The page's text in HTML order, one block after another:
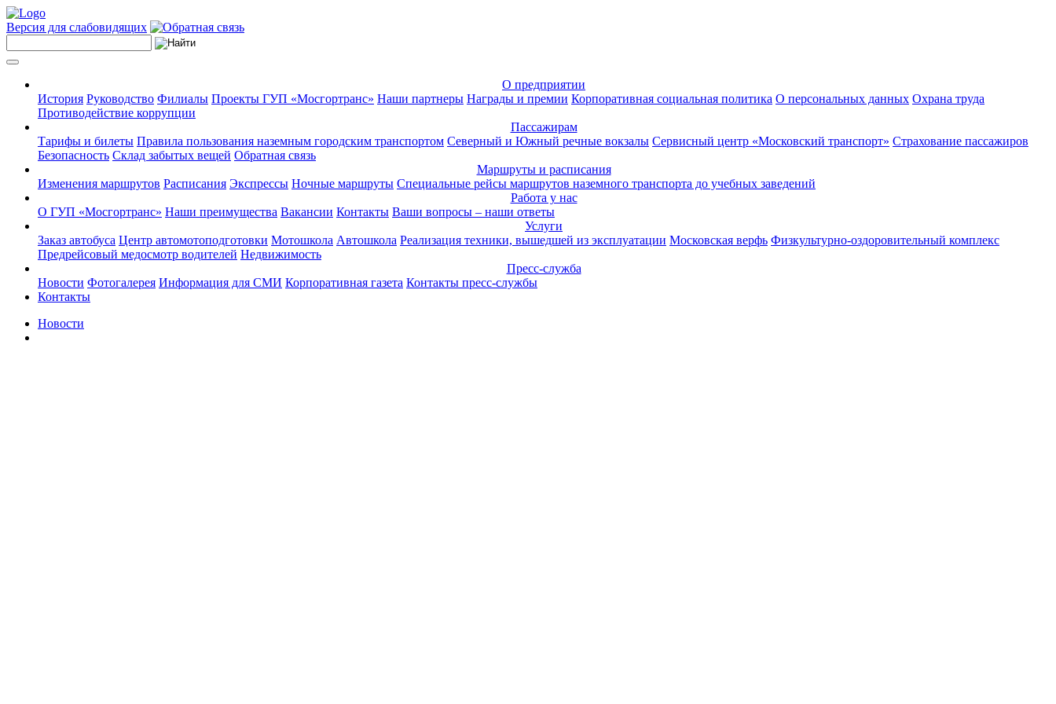
Версия для слабовидящих
О предприятии
История Руководство Филиалы Проекты ГУП «Мосгортранс» Наши партнеры Награды и премии Корпоративная социальная политика О персональных данных Охрана труда
Противодействие коррупции
Пассажирам
Тарифы и билеты Правила пользования наземным городским транспортом Северный и Южный речные вокзалы Сервисный центр «Московский транспорт» Страхование пассажиров
Безопасность Склад забытых вещей Обратная связь
Маршруты и расписания
Изменения маршрутов Расписания Экспрессы Ночные маршруты Специальные рейсы маршрутов наземного транспорта до учебных заведений
Работа у нас
О ГУП «Мосгортранс» Наши преимущества Вакансии Контакты Ваши вопросы – наши ответы
Услуги
Заказ автобуса Центр автомотоподготовки Мотошкола Автошкола Реализация техники, вышедшей из эксплуатации Московская верфь Физкультурно-оздоровительный комплекс
Предрейсовый медосмотр водителей Недвижимость
Пресс-служба
Новости Фотогалерея Информация для СМИ Корпоративная газета Контакты пресс-службы
Контакты
Новости